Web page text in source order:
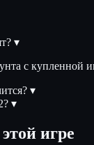
▾
с
▾
▾
игре